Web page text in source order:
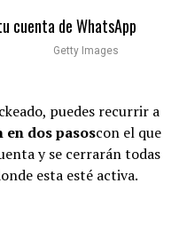
Getty Images
puedes recurrir a
dos pasoscon el que
y se cerrarán todas
esta esté activa.